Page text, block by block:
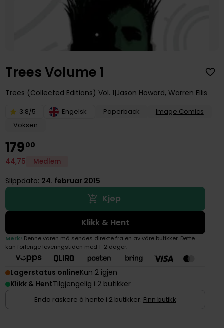
Trees Volume 1
Trees (Collected Editions) Vol. 1 Jason Howard, Warren Ellis
3.8/5 Engelsk Paperback
Image Comics
Voksen
17900
44,75 Medlem
Slippdato: 24. februar 2015
Kjøp
Klikk & Hent
Merk! Denne varen må sendes direkte fra en av våre butikker. Dette
kan forlenge leveringstiden med 1-2 dager.
Lagerstatus onlineKun 2 igjen
Klikk & HentTilgjengelig i 2 butikker
Enda raskere å hente i 2 butikker. Finn butikk